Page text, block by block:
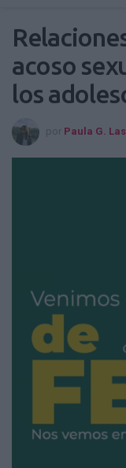
acoso
los
por Paula G.